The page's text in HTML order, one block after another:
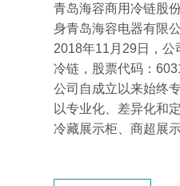
青岛海容商用冷链股
身青岛海容电器有限
2018年11月29日，公
冷链，股票代码：
公司自成立以来始终
以专业化、差异化和
冷藏展示柜、商超展